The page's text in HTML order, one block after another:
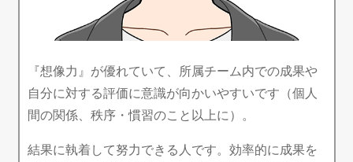
『想像力』が優れていて、所属チーム内での成果や
自分に対する評価に意識が向かいやすいです（個人
間の関係、秩序・慣習のこと以上に）。
結果に執着して努力できる人です。効率的に成果を